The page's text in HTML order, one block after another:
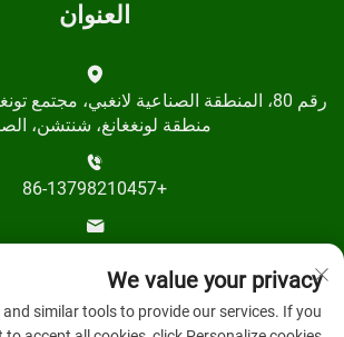
العنوان
رقم 80، المنطقة الصناعية لانغبي، مجتمع
منطقة لونغغانغ، شنتشن،
+86-13798210457
We value your privacy
and similar tools to provide our services. If you